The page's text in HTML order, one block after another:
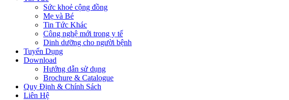
Sức khoẻ cộng đồng
Mẹ và Bé
Tin Tức Khác
Công nghệ mới trong y tế
Dinh dưỡng cho người bệnh
Tuyển Dụng
Download
Hướng dẫn sử dụng
Brochure & Catalogue
Quy Định & Chính Sách
Liên Hệ